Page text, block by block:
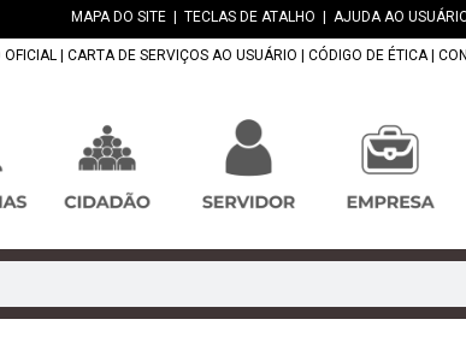
MAPA DO SITE TECLAS DE ATALHO AJUDA AO
OFICIAL CARTA DE SERVIÇOS AO USUÁRIO CÓDIGO DE ÉTICA|